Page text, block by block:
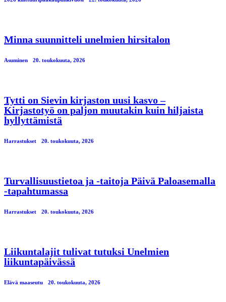
Minna suunnitteli unelmien hirsitalon
Asuminen 20. toukokuuta, 2026
Tytti on Sievin kirjaston uusi kasvo –
Kirjastotyö on paljon muutakin kuin hiljaista
hyllyttämistä
Harrastukset 20. toukokuuta, 2026
Turvallisuustietoa ja -taitoja Päivä Paloasemalla
-tapahtumassa
Harrastukset 20. toukokuuta, 2026
Liikuntalajit tulivat tutuksi Unelmien
liikuntapäivässä
Elävä maaseutu 20. toukokuuta, 2026